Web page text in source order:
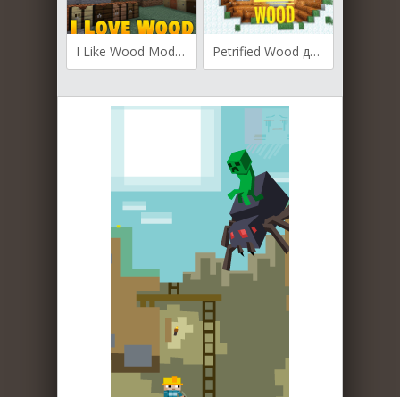
I Like Wood Mod для Майнкрафт [1.20.1, 1.19.2, 1.19] Petrified Wood для Майнкрафт [1.19.4, 1.19.3, 1.19.2]